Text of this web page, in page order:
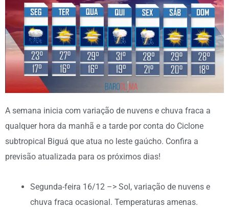
A semana inicia com variação de nuvens e chuva fraca a
qualquer hora da manhã e a tarde por conta do Ciclone
subtropical Biguá que atua no leste gaúcho. Confira a
previsão atualizada para os próximos dias!
Segunda-feira 16/12 –> Sol, variação de nuvens e
chuva fraca ocasional. Temperaturas amenas.